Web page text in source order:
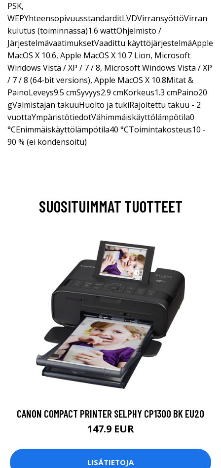
PSK,
WEPYhteensopivuusstandarditLVDVirransyöttöVirran
kulutus (toiminnassa)1.6 wattOhjelmisto /
JärjestelmävaatimuksetVaadittu käyttöjärjestelmäApple
MacOS X 10.6, Apple MacOS X 10.7 Lion, Microsoft
Windows Vista / XP / 7 / 8, Microsoft Windows Vista / XP
/ 7 / 8 (64-bit versions), Apple MacOS X 10.8Mitat &
PainoLeveys9.5 cmSyvyys2.9 cmKorkeus1.3 cmPaino20
gValmistajan takuuHuolto ja tukiRajoitettu takuu - 2
vuottaYmpäristötiedotVähimmäiskäyttölämpötila0
°CEnimmäiskäyttölämpötila40 °CToimintakosteus10 -
90 % (ei kondensoitu)
SUOSITUIMMAT TUOTTEET
CANON COMPACT PRINTER SELPHY CP1300 BK EU20
147.9 EUR
LISÄTIETOJA